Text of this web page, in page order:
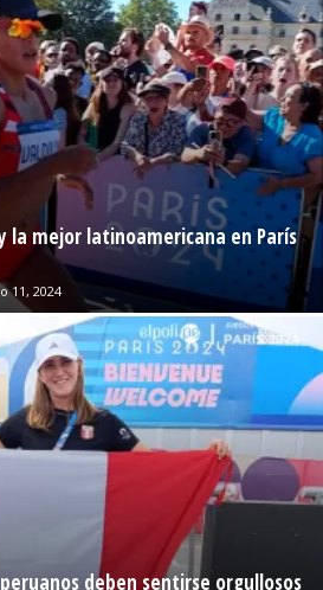
la mejor latinoamericana en París
11, 2024
deben sentirse orgullosos